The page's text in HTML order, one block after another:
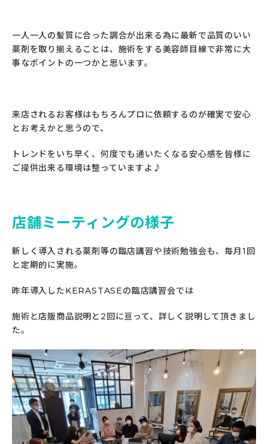
一人一人の髪質に合った調合が出来る為に最新で品質のいい
薬剤を取り揃えることは、施術をする美容師目線で非常に大
事なポイントの一つかと思います。
来店されるお客様はもちろんプロに依頼するのが確実で安心
とお考えかと思うので、
トレンドをいち早く、何度でも通いたくなる安心感を皆様に
ご提供出来る環境は整っていますよ♪
店舗ミーティングの様子
新しく導入される薬剤等の臨店講習や技術勉強会も、毎月1回
と定期的に実施。
昨年導入したKERASTASEの臨店講習会では
施術と店販商品説明と2回に亘って、詳しく説明して頂きまし
た。